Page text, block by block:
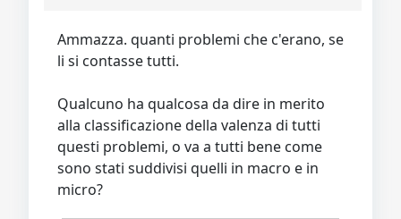
Ammazza. quanti problemi che c'erano, se
li si contasse tutti.
Qualcuno ha qualcosa da dire in merito
alla classificazione della valenza di tutti
questi problemi, o va a tutti bene come
sono stati suddivisi quelli in macro e in
micro?